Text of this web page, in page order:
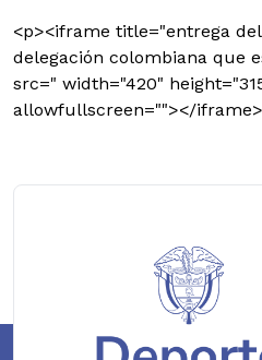
<p><iframe title="entrega
delegación colombiana que
src=" width="420"
allowfullscreen=""></